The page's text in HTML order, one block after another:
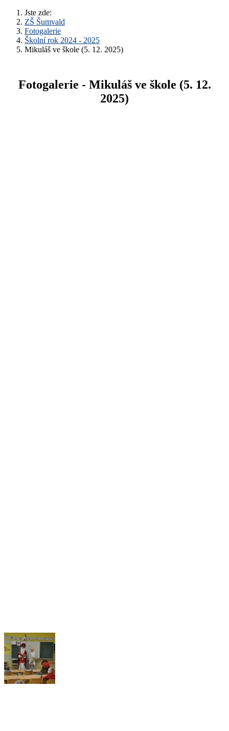
Jste zde:
ZŠ Šumvald
Fotogalerie
Školní rok 2024 - 2025
Mikuláš ve škole (5. 12. 2025)
Fotogalerie - Mikuláš ve škole (5. 12.
2025)